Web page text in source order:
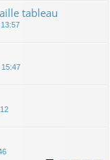
tableau
15:47